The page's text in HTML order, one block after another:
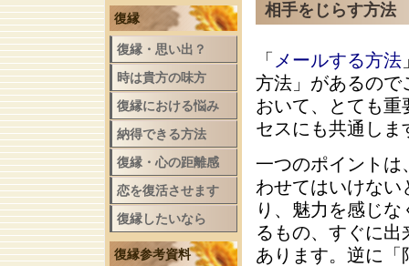
相手をじらす方法
「 メールする方法
方法 」があるの
おいて、とても
セスにも共通しま
一つのポイント
わせてはいけな
り、魅力を感じ
るもの、すぐに
あります。逆に
復縁
復縁・思い出？
時は貴方の味方
復縁における悩み
納得できる方法
復縁・心の距離感
恋を復活させます
復縁したいなら
復縁参考資料